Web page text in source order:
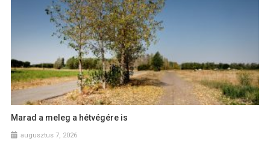
Marad a meleg a hétvégére is
augusztus 7, 2026